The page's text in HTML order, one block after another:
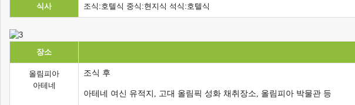
식사 조식:호텔식 중식:현지식 석식:호텔식
장소
올림피아
아테네
조식 후
아테네 여신 유적지, 고대 올림픽 성화 채취장소, 올림피아 박물관 등